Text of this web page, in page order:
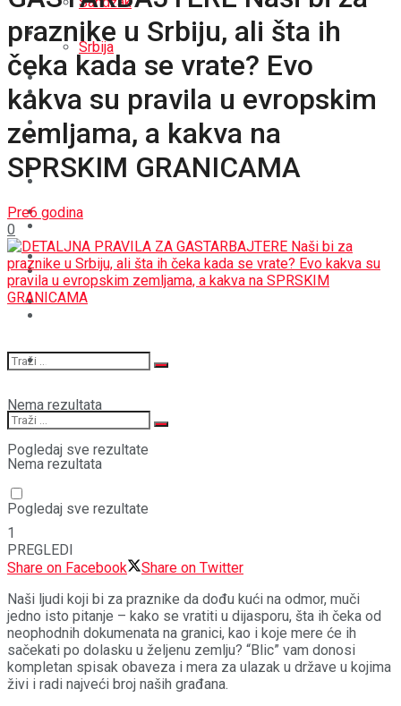
REGIJA
SVIJET
BOŠNJACI
CRNA HRONIKA
STAV
MAGAZIN
SPORT
Nema rezultata
Pogledaj sve rezultate
Srbija
REGIJA
SVIJET
BOŠNJACI
CRNA HRONIKA
STAV
SPORT
Nema rezultata
Pogledaj sve rezultate
praznike u Srbiju, ali šta ih
čeka kada se vrate? Evo
kakva su pravila u evropskim
zemljama, a kakva na
SPRSKIM GRANICAMA
Pre6 godina
0
1
PREGLEDI
Share on Facebook
Share on Twitter
Naši ljudi koji bi za praznike da dođu kući na odmor, muči
jedno isto pitanje – kako se vratiti u dijasporu, šta ih čeka od
neophodnih dokumenata na granici, kao i koje mere će ih
sačekati po dolasku u željenu zemlju? “Blic” vam donosi
kompletan spisak obaveza i mera za ulazak u države u kojima
živi i radi najveći broj naših građana.